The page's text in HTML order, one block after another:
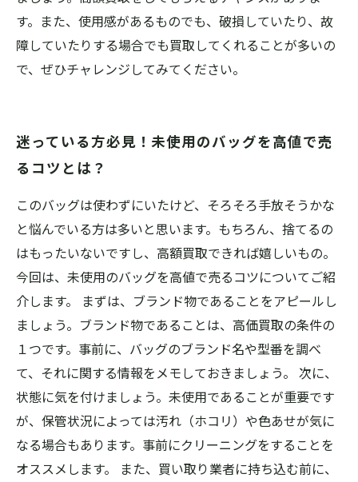
す。また、使用感があるものでも、破損していたり、故
障していたりする場合でも買取してくれることが多いの
で、ぜひチャレンジしてみてください。
迷っている方必見！未使用のバッグを高値で売
るコツとは？
このバッグは使わずにいたけど、そろそろ手放そうかな
と悩んでいる方は多いと思います。もちろん、捨てるの
はもったいないですし、高額買取できれば嬉しいもの。
今回は、未使用のバッグを高値で売るコツについてご紹
介します。 まずは、ブランド物であることをアピールし
ましょう。ブランド物であることは、高価買取の条件の
１つです。事前に、バッグのブランド名や型番を調べ
て、それに関する情報をメモしておきましょう。 次に、
状態に気を付けましょう。未使用であることが重要です
が、保管状況によっては汚れ（ホコリ）や色あせが気に
なる場合もあります。事前にクリーニングをすることを
オススメします。 また、買い取り業者に持ち込む前に、